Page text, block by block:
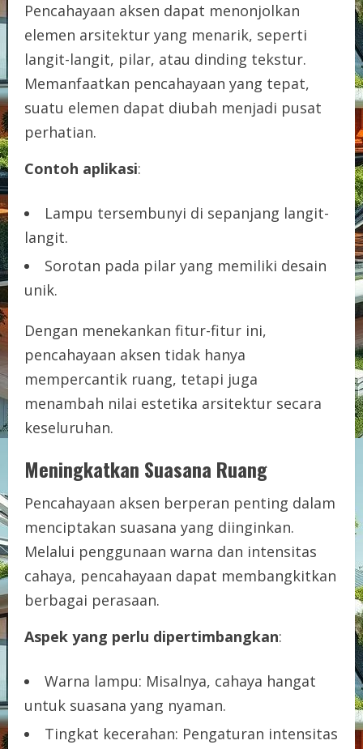
Pencahayaan aksen dapat menonjolkan
elemen arsitektur yang menarik, seperti
langit-langit, pilar, atau dinding tekstur.
Memanfaatkan pencahayaan yang tepat,
suatu elemen dapat diubah menjadi pusat
perhatian.
Contoh aplikasi:
Lampu tersembunyi di sepanjang langit-
langit.
Sorotan pada pilar yang memiliki desain
unik.
Dengan menekankan fitur-fitur ini,
pencahayaan aksen tidak hanya
mempercantik ruang, tetapi juga
menambah nilai estetika arsitektur secara
keseluruhan.
Meningkatkan Suasana Ruang
Pencahayaan aksen berperan penting dalam
menciptakan suasana yang diinginkan.
Melalui penggunaan warna dan intensitas
cahaya, pencahayaan dapat membangkitkan
berbagai perasaan.
Aspek yang perlu dipertimbangkan:
Warna lampu: Misalnya, cahaya hangat
untuk suasana yang nyaman.
Tingkat kecerahan: Pengaturan intensitas